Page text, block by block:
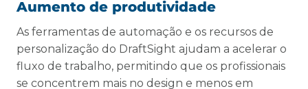
Aumento de produtividade
As ferramentas de automação e os recursos de
personalização do DraftSight ajudam a acelerar o
fluxo de trabalho, permitindo que os profissionais
se concentrem mais no design e menos em